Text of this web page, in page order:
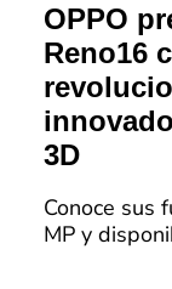
OPPO
Reno16
3D
Conoce sus
MP y